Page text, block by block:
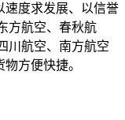
速度求发展、以信誉
方航空、春秋航
川航空、南方航空
方便快捷。